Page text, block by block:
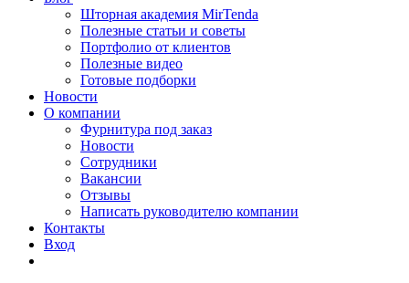
Шторная академия MirTenda
Полезные статьи и советы
Портфолио от клиентов
Полезные видео
Готовые подборки
Новости
О компании
Фурнитура под заказ
Новости
Сотрудники
Вакансии
Отзывы
Написать руководителю компании
Контакты
Вход